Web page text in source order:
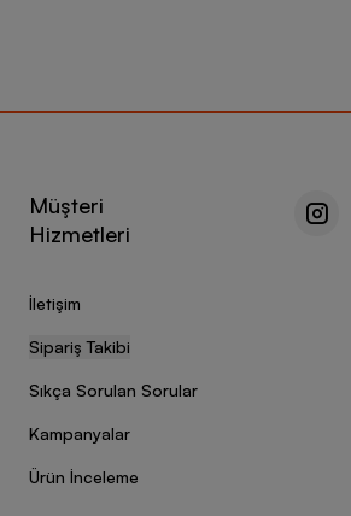
Müşteri
Hizmetleri
İletişim
Sipariş Takibi
Sıkça Sorulan Sorular
Kampanyalar
Ürün İnceleme